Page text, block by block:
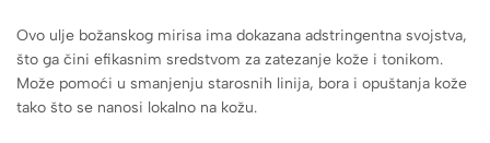
Ovo ulje božanskog mirisa ima dokazana adstringentna svojstva,
što ga čini efikasnim sredstvom za zatezanje kože i tonikom.
Može pomoći u smanjenju starosnih linija, bora i opuštanja kože
tako što se nanosi lokalno na kožu.